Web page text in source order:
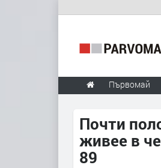
Първомай
Почти
живее в
89